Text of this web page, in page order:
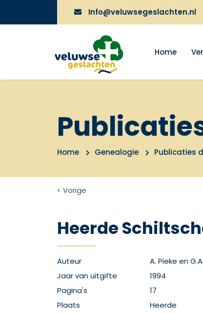
Info@veluwsegeslachten.nl
Home
Home Genealogie Publicaties
< Vorige
Heerde
Auteur
A. Pieke en
Jaar van uitgifte
1994
Pagina's
17
Plaats
Heerde